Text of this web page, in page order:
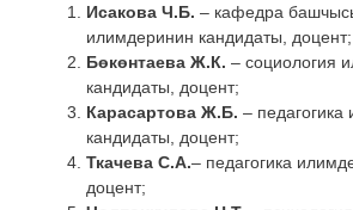
Исакова Ч.Б. – кафедра
илимдеринин кандидаты, доцент;
Бөкөнтаева Ж.К. – социология
кандидаты, доцент;
Карасартова Ж.Б. –
кандидаты, доцент;
Ткачева С.А.– педагогика
доцент;